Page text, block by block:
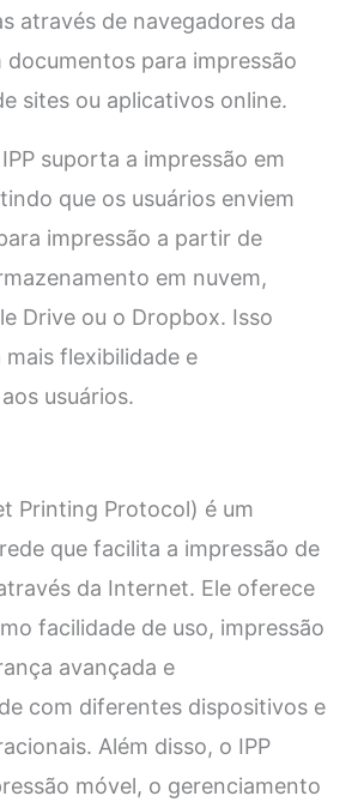
através de navegadores da
documentos para impressão
sites ou aplicativos online.
suporta a impressão em
que os usuários enviem
impressão a partir de
em nuvem,
Drive ou o Dropbox. Isso
flexibilidade e
usuários.
Printing Protocol) é um
que facilita a impressão de
da Internet. Ele oferece
facilidade de uso, impressão
avançada e
com diferentes dispositivos e
Além disso, o IPP
móvel, o gerenciamento